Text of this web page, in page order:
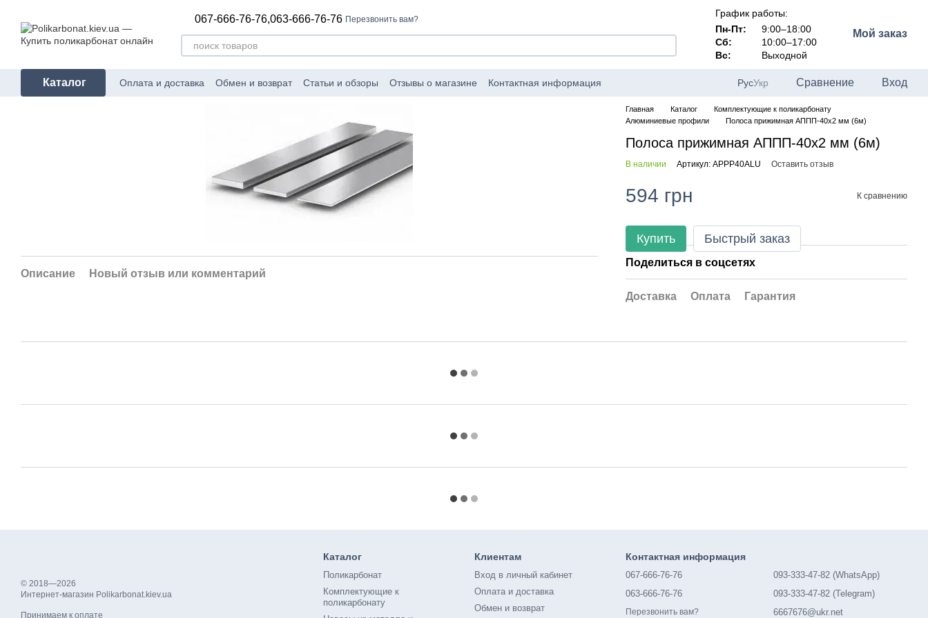
067-666-76-76,063-666-76-76 Перезвонить вам?
График работы:
Пн-Пт:
9:00–18:00
Сб:
10:00–17:00
Вс:
Выходной
Мой заказ
Каталог Оплата и доставка Обмен и возврат Статьи и обзоры Отзывы о магазине Контактная информация РусУкр Сравнение Вход
Описание Новый отзыв или комментарий
Главная Каталог
Комплектующие к поликарбонату
Алюминиевые профили
Полоса прижимная АППП-40x2 мм (6м)
Полоса прижимная АППП-40x2 мм (6м)
В наличии Артикул: APPP40ALU Оставить отзыв
594 грн К сравнению
Купить Быстрый заказ
Поделиться в соцсетях
Доставка Оплата Гарантия
© 2018—2026
Интернет-магазин Polikarbonat.kiev.ua
Принимаем к оплате
Каталог
Поликарбонат
Комплектующие к
поликарбонату
Клиентам
Вход в личный кабинет
Оплата и доставка
Обмен и возврат
Контактная информация
067-666-76-76
063-666-76-76
Перезвонить вам?
093-333-47-82 (WhatsApp)
093-333-47-82 (Telegram)
6667676@ukr.net